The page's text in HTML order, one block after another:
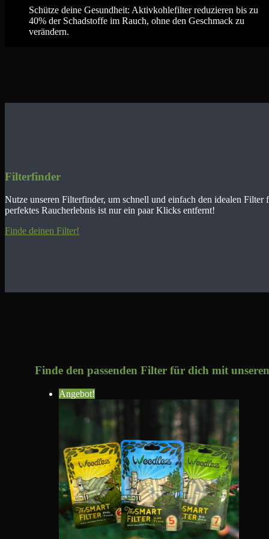
Schütze deine Gesundheit: Aktivkohlefilter reduzieren bis zu
40% der Schadstoffe im Rauch, ohne den Geschmack zu
verändern.
Filterfinder
Nutze unseren Filterfinder, um schnell und einfach den idealen
perfektes Raucherlebnis ist nur ein paar Klicks entfernt!
Finde deinen Filter!
Finde den passenden Filter für dich mit
Angebot!